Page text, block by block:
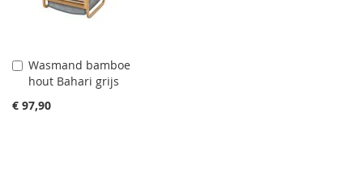
Wasmand bamboe
hout Bahari grijs
€ 97,90
Aan
winkelwagen
toevoegen